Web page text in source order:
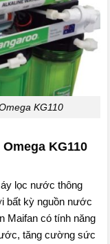
KG110
KG110
lọc nước thông
bất kỳ nguồn nước
Maifan có tính năng
tăng cường sức